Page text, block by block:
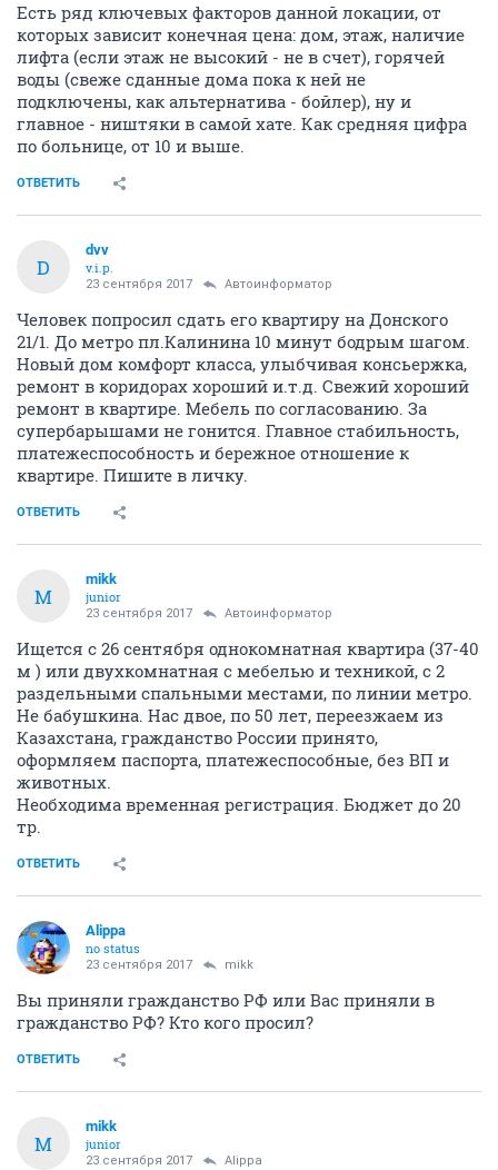
Есть ряд ключевых факторов данной локации, от
которых зависит конечная цена: дом, этаж, наличие
лифта (если этаж не высокий - не в счет), горячей
воды (свеже сданные дома пока к ней не
подключены, как альтернатива - бойлер), ну и
главное - ништяки в самой хате. Как средняя цифра
по больнице, от 10 и выше.
ОТВЕТИТЬ
D
dvv
v.i.p.
23 сентября 2017 Автоинформатор
Человек попросил сдать его квартиру на Донского
21/1. До метро пл.Калинина 10 минут бодрым шагом.
Новый дом комфорт класса, улыбчивая консьержка,
ремонт в коридорах хороший и.т.д. Свежий хороший
ремонт в квартире. Мебель по согласованию. За
супербарышами не гонится. Главное стабильность,
платежеспособность и бережное отношение к
квартире. Пишите в личку.
ОТВЕТИТЬ
M
mikk
junior
23 сентября 2017 Автоинформатор
Ищется с 26 сентября однокомнатная квартира (37-40
м ) или двухкомнатная с мебелью и техникой, с 2
раздельными спальными местами, по линии метро.
Не бабушкина. Нас двое, по 50 лет, переезжаем из
Казахстана, гражданство России принято,
оформляем паспорта, платежеспособные, без ВП и
животных.
Необходима временная регистрация. Бюджет до 20
тр.
ОТВЕТИТЬ
Alippa
no status
23 сентября 2017 mikk
Вы приняли гражданство РФ или Вас приняли в
гражданство РФ? Кто кого просил?
ОТВЕТИТЬ
M
mikk
junior
23 сентября 2017 Alippa